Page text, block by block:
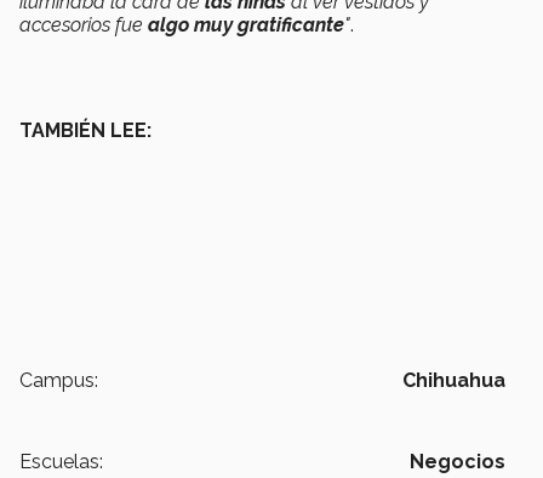
accesorios fue algo muy gratificante".
TAMBIÉN LEE:
Campus: Chihuahua
Escuelas: Negocios